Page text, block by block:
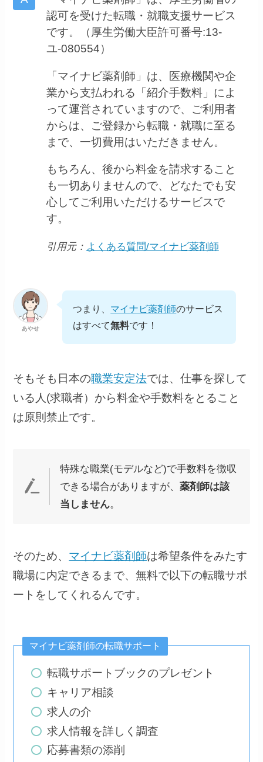
認可を受けた転職・就職⽀援サービス
です。（厚⽣労働⼤⾂許可番号:13-
ユ-080554）
「マイナビ薬剤師」は、医療機関や企
業から⽀払われる「紹介⼿数料」によ
って運営されていますので、ご利⽤者
からは、ご登録から転職・就職に⾄る
まで、⼀切費⽤はいただきません。
もちろん、後から料⾦を請求すること
も⼀切ありませんので、どなたでも安
⼼してご利⽤いただけるサービスで
す。
引用元： よくある質問/マイナビ薬剤師
あやせ
つまり、 マイナビ薬剤師のサービス
はすべて無料です！
そもそも日本の職業安定法では、仕事を探して
いる人(求職者）から料金や手数料をとること
は原則禁止です。
特殊な職業(モデルなど)で手数料を徴収
できる場合がありますが、薬剤師は該
当しません。
そのため、 マイナビ薬剤師は希望条件をみたす
職場に内定できるまで、無料で以下の転職サポ
ートをしてくれるんです。
マイナビ薬剤師の転職サポート
転職サポートブックのプレゼント
キャリア相談
求人の介
求人情報を詳しく調査
応募書類の添削